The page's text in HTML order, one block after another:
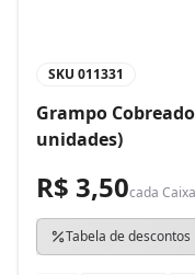
SKU 011331
Grampo
unidades)
R$ 3,50cada Caixa
Tabela de descontos